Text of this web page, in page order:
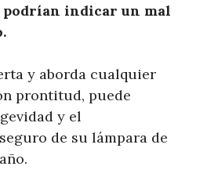
podrían indicar un mal
y aborda cualquier
prontitud, puede
y el
de su lámpara de